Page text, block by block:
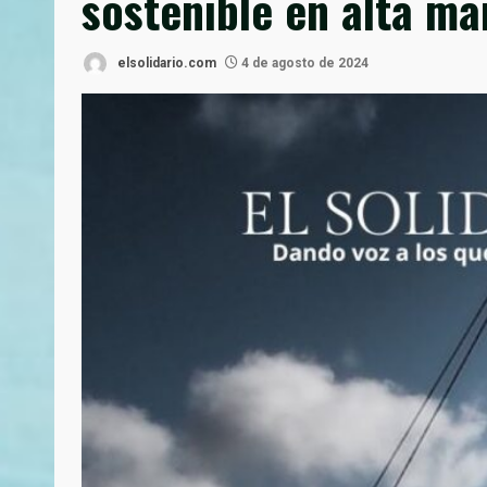
elsolidario.com 4 de agosto de 2024